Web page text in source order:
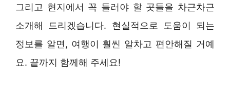
그리고 현지에서 꼭 들러야 할 곳들을 차근차근
소개해 드리겠습니다. 현실적으로 도움이 되는
정보를 알면, 여행이 훨씬 알차고 편안해질 거예
요. 끝까지 함께해 주세요!